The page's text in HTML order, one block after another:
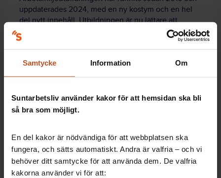
Samtycke Information Om
Suntarbetsliv använder kakor för att hemsidan ska bli
så bra som möjligt.
En del kakor är nödvändiga för att webbplatsen ska
fungera, och sätts automatiskt. Andra är valfria – och vi
behöver ditt samtycke för att använda dem. De valfria
kakorna använder vi för att:
uppdaterades 2024, med en ny kostym och en hel
del nytt innehåll. Utbildningen är nu lättare att
använda och lättare att anpassa.
– Vi har lyssnat in
användarna och
organisationens
mött upp på flera
genom ett
lektionsupplägg. Det
säger Mia Busk, projektledare på Suntarbetsliv.